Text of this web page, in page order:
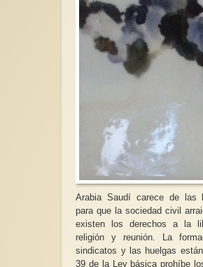
Arabia Saudí carece de las
para que la sociedad civil
existen los derechos a la
religión y reunión. La
sindicatos y las huelgas
39 de la Ley básica prohíbe